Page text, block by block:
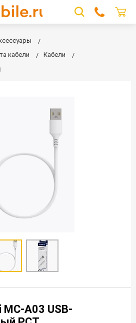
кабели
Кабели
MC-A03 USB-